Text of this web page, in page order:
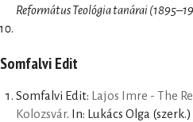
Református Teológia tanárai
Somfalvi Edit
Somfalvi Edit: Lajos Imre - The
Kolozsvár. In: Lukács Olga (szerk.)